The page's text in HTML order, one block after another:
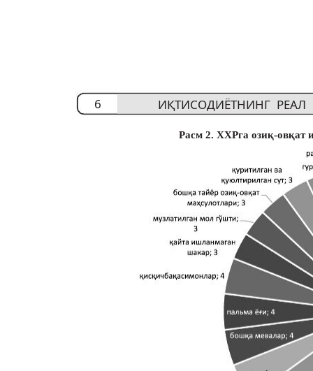
Расм 2. ХХРга озиқ-овқат
6 ИҚТИСОДИЁТНИНГ